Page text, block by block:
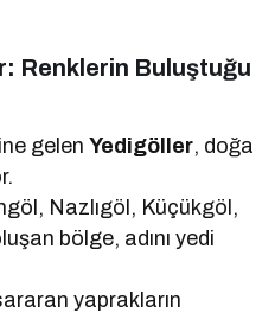
Renklerin Buluştuğu
gelenYedigöller, doğa
Nazlıgöl, Küçükgöl,
bölge, adını yedi
yaprakların